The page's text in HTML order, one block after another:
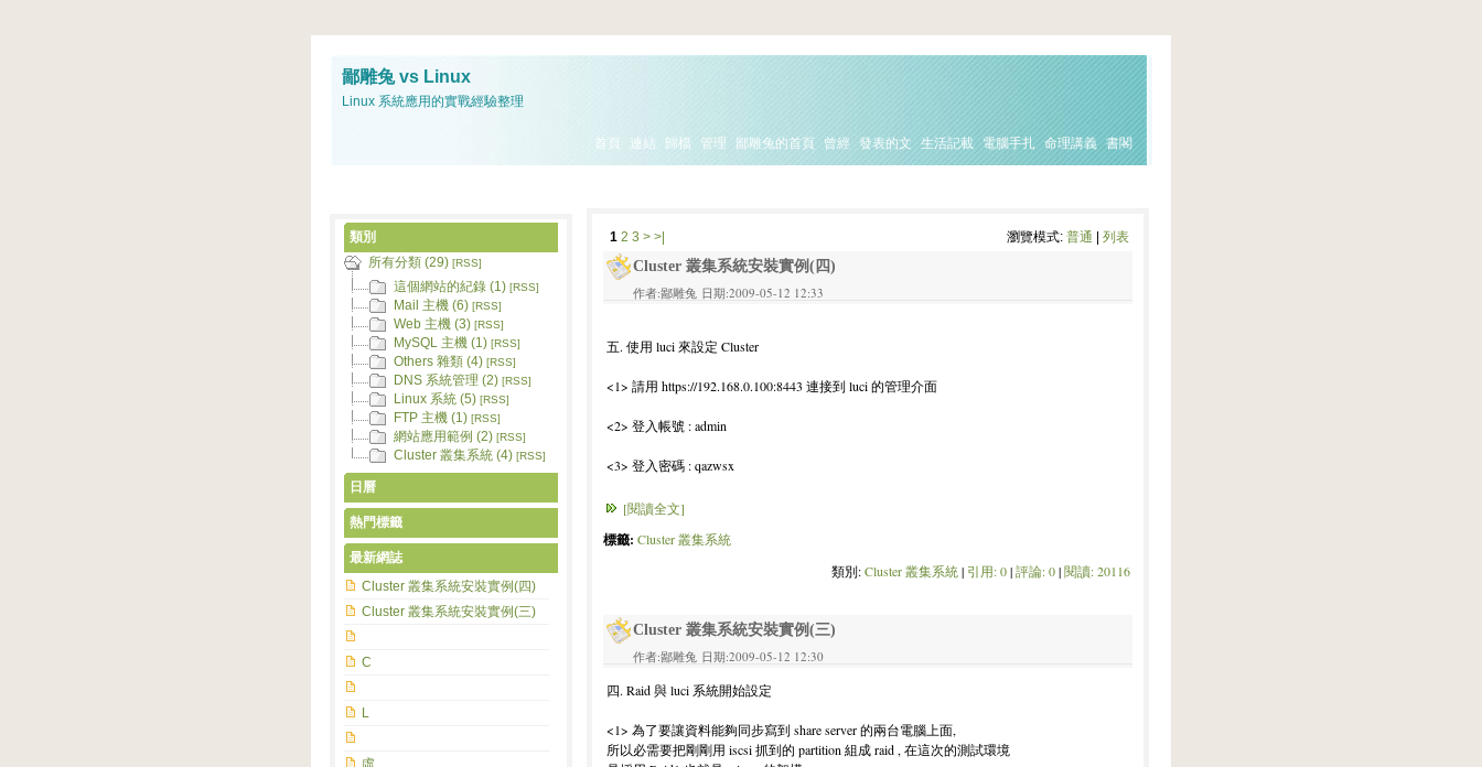
鄙雕兔 vs Linux
Linux 系統應用的實戰經驗整理
首頁 連結 歸檔 管理 鄙雕兔的首頁 曾經 發表的文 生活記載 電腦手扎 命理講義 書閣
1 2 3 > >| 瀏覽模式: 普通 列表
Cluster 叢集系統安裝實例(四)
作者:鄙雕兔 日期:2009-05-12 12:33
五. 使用 luci 來設定 Cluster
<1> 請用 https://192.168.0.100:8443 連接到 luci 的管理介面
<2> 登入帳號 : admin
<3> 登入密碼 : qazwsx
[閱讀全文]
標籤: Cluster 叢集系統
類別:Cluster 叢集系統 | 引用: 0|評論: 0|閱讀: 20116
Cluster 叢集系統安裝實例(三)
作者:鄙雕兔 日期:2009-05-12 12:30
四. Raid 與 luci 系統開始設定
<1> 為了要讓資料能夠同步寫到 share server 的兩台電腦上面,
所以必需要把剛剛用 iscsi 抓到的 partition 組成 raid , 在這次的測試環境
類別
所有分類 (29) [RSS]
這個網站的紀錄 (1) [RSS]
Mail 主機 (6) [RSS]
Web 主機 (3) [RSS]
MySQL 主機 (1) [RSS]
Others 雜類 (4) [RSS]
DNS 系統管理 (2) [RSS]
Linux 系統 (5) [RSS]
FTP 主機 (1) [RSS]
網站應用範例 (2) [RSS]
Cluster 叢集系統 (4) [RSS]
日曆
熱門標籤
最新網誌
Cluster 叢集系統安裝實例(四)
Cluster 叢集系統安裝實例(三)
C
L
虛